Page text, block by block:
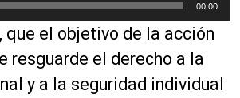
00:00
que el objetivo de la acción
resguarde el derecho a la
y a la seguridad individual